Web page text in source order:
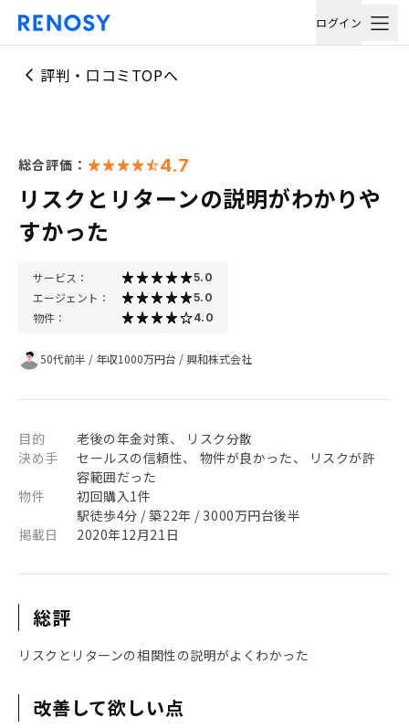
ログイン
評判・口コミTOPへ
総合評価： 4.7
リスクとリターンの説明がわかりや
すかった
サービス： 5.0
エージェント： 5.0
物件： 4.0
50代前半 / 年収1000万円台 /興和株式会社
目的
老後の年金対策、 リスク分散
決め手
セールスの信頼性、 物件が良かった、 リスクが許
容範囲だった
物件
初回購入1件
駅徒歩4分 / 築22年 / 3000万円台後半
掲載日
2020年12月21日
総評
リスクとリターンの相関性の説明がよくわかった
改善して欲しい点